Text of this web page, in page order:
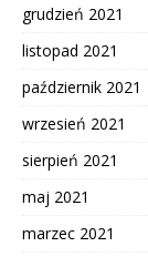
grudzień 2021
listopad 2021
październik 2021
wrzesień 2021
sierpień 2021
maj 2021
marzec 2021